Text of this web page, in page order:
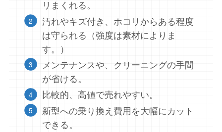
リまくれる。
汚れやキズ付き、ホコリからある程度
は守られる（強度は素材によりま
す。）
メンテナンスや、クリーニングの手間
が省ける。
比較的、高値で売れやすい。
新型への乗り換え費用を大幅にカット
できる。